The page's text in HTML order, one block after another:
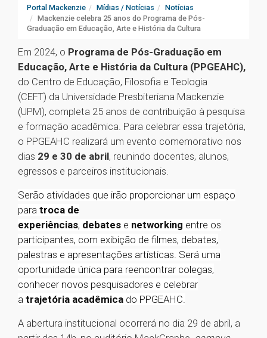
Portal Mackenzie Mídias / Notícias
Notícias
Mackenzie celebra 25 anos do Programa de Pós-
Graduação em Educação, Arte e História da Cultura
Em 2024, o Programa de Pós-Graduação em
Educação, Arte e História da Cultura (PPGEAHC),
do Centro de Educação, Filosofia e Teologia
(CEFT) da Universidade Presbiteriana Mackenzie
(UPM), completa 25 anos de contribuição à pesquisa
e formação acadêmica. Para celebrar essa trajetória,
o PPGEAHC realizará um evento comemorativo nos
dias 29 e 30 de abril, reunindo docentes, alunos,
egressos e parceiros institucionais.
Serão atividades que irão proporcionar um espaço
para troca de
experiências, debates e networking entre os
participantes, com exibição de filmes, debates,
palestras e apresentações artísticas. Será uma
oportunidade única para reencontrar colegas,
conhecer novos pesquisadores e celebrar
a trajetória acadêmica do PPGEAHC.
A abertura institucional ocorrerá no dia 29 de abril, a